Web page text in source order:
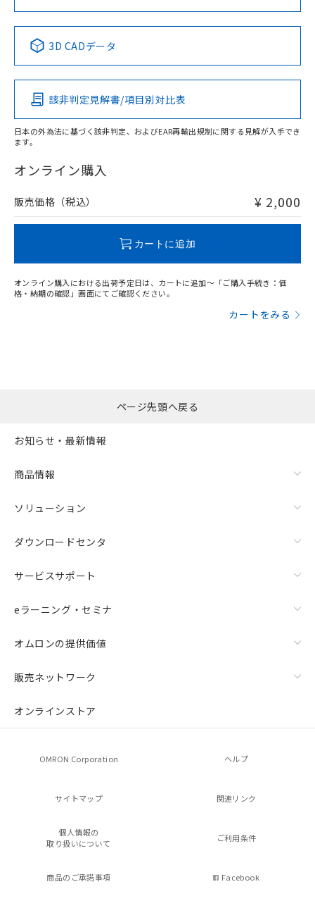
Pb Hg Cd Cr(VI)
O
在庫等で未対応品が混在する可能性があります。
問い合わせください。
No No No No
この製品の規格認証/適合状況ページへ
その他の認証はこちらのページからご検索ください
3D CADデータ
該非判定見解書/項目別対比表
日本の外為法に基づく該非判定、およびEAR再輸出規制に関する見解が入手でき
ます。
オンライン購入
販売価格（税込） ¥ 2,000
カートに追加
オンライン購入における出荷予定日は、カートに追加～「ご購入手続き：価
格・納期の確認」画面にてご確認ください。
カートをみる
ページ先頭へ戻る
お知らせ・最新情報
商品情報
ソリューション
ダウンロードセンタ
サービスサポート
eラーニング・セミナ
オムロンの提供価値
販売ネットワーク
オンラインストア
OMRON Corporation ヘルプ
サイトマップ 関連リンク
個人情報の
取り扱いについて
ご利用条件
商品のご承諾事項 Facebook